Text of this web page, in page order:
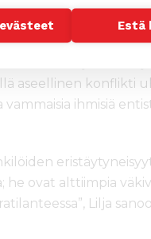
Estä
Lilja sanoo.
koulutuksen
asiantuntija Päivi Lilja
aseellinen konflikti
vammaisia ihmisiä
he ovat alttiimpia
Lilja